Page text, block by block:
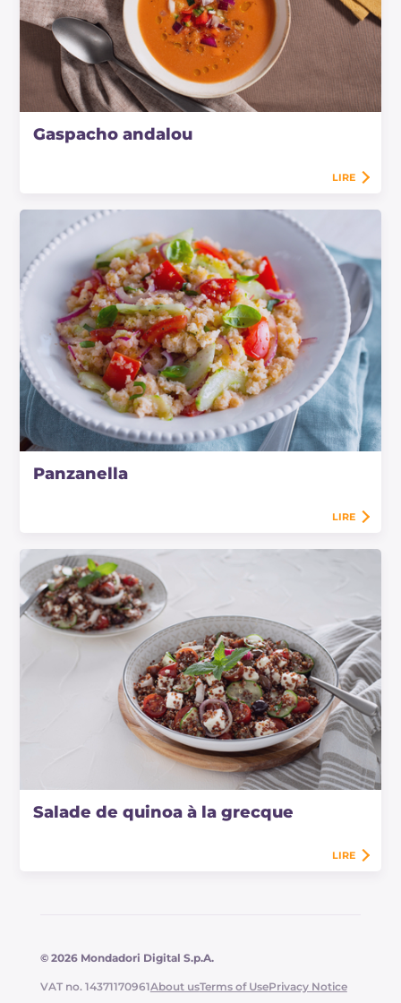
Gaspacho andalou
LIRE
Panzanella
LIRE
Salade de quinoa à la grecque
LIRE
© 2026 Mondadori Digital S.p.A.
VAT no. 14371170961About usTerms of UsePrivacy Notice